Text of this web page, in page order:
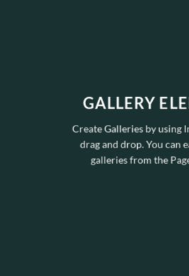
GALLERY
Create Galleries by using
drag and drop. You can
galleries from the